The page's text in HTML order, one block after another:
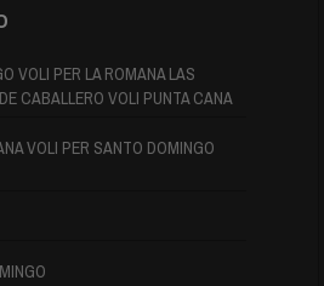
VOLI PER LA ROMANA LAS
CABALLERO VOLI PUNTA CANA
VOLI PER SANTO DOMINGO